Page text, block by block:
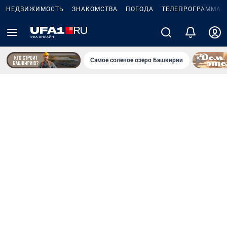
НЕДВИЖИМОСТЬ ЗНАКОМСТВА ПОГОДА ТЕЛЕПРОГРАММА
Самое соленое озеро Башкирии